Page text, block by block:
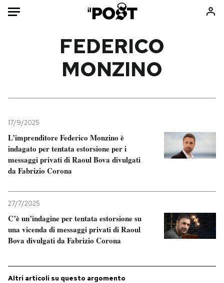
Mondo
Tecnologia
Internet
Scienza
Cultura
Sport
Libri
Media
PODCAST
NEWSLETTER
FEDERICO
MONZINO
17/9/2025
L’imprenditore Federico Monzino è
indagato per tentata estorsione per i
messaggi privati di Raoul Bova divulgati
da Fabrizio Corona
27/7/2025
C’è un’indagine per tentata estorsione su
una vicenda di messaggi privati di Raoul
Bova divulgati da Fabrizio Corona
Altri articoli su questo argomento